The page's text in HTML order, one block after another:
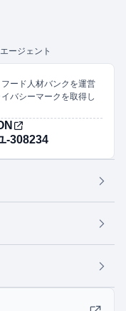
ージェント
ード人材バンクを運営
バシーマークを取得し
-308234